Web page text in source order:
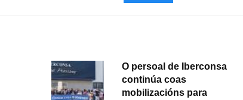
O persoal de Iberconsa
continúa coas
mobilizacións para